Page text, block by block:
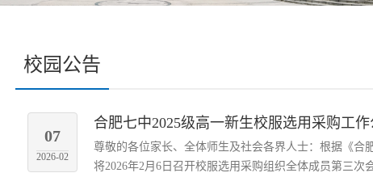
校园公告
07
2026-02
合肥七中2025级高一新生校服选用采购工作
尊敬的各位家长、全体师生及社会各界人士：根据《合
将2026年2月6日召开校服选用采购组织全体成员第三次